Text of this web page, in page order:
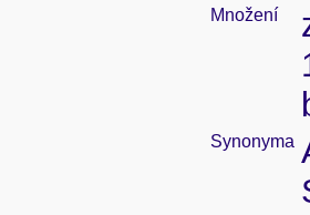
Množení
Synonyma